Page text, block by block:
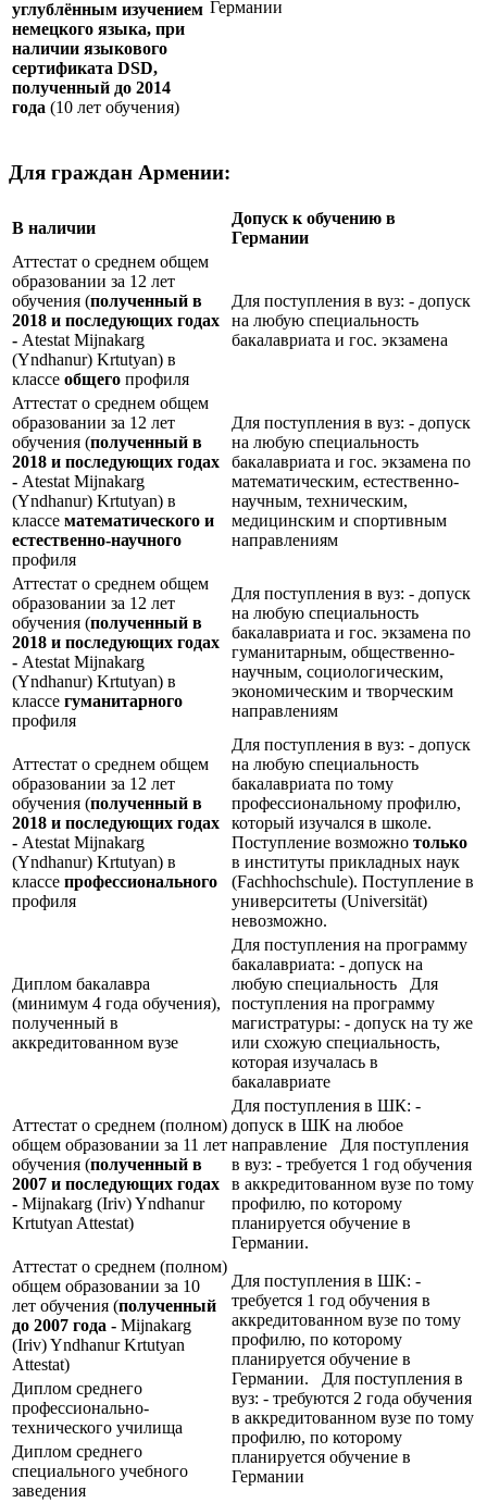
Германии
углублённым изучением
немецкого языка, при
наличии языкового
сертификата DSD,
полученный до 2014
года (10 лет обучения)
Для граждан Армении:
В наличии
Допуск к обучению в
Германии
Аттестат о среднем общем
образовании за 12 лет
обучения (полученный в
2018 и последующих годах
- Atestat Mijnakarg
(Yndhanur) Krtutyan) в
классе общего профиля
Для поступления в вуз: - допуск
на любую специальность
бакалавриата и гос. экзамена
Аттестат о среднем общем
образовании за 12 лет
обучения (полученный в
2018 и последующих годах
- Atestat Mijnakarg
(Yndhanur) Krtutyan) в
классе математического и
естественно-научного
профиля
Для поступления в вуз: - допуск
на любую специальность
бакалавриата и гос. экзамена по
математическим, естественно-
научным, техническим,
медицинским и спортивным
направлениям
Аттестат о среднем общем
образовании за 12 лет
обучения (полученный в
2018 и последующих годах
- Atestat Mijnakarg
(Yndhanur) Krtutyan) в
классе гуманитарного
профиля
Для поступления в вуз: - допуск
на любую специальность
бакалавриата и гос. экзамена по
гуманитарным, общественно-
научным, социологическим,
экономическим и творческим
направлениям
Аттестат о среднем общем
образовании за 12 лет
обучения (полученный в
2018 и последующих годах
- Atestat Mijnakarg
(Yndhanur) Krtutyan) в
классе профессионального
профиля
Для поступления в вуз: - допуск
на любую специальность
бакалавриата по тому
профессиональному профилю,
который изучался в школе.
Поступление возможно только
в институты прикладных наук
(Fachhochschule). Поступление в
университеты (Universität)
невозможно.
Диплом бакалавра
(минимум 4 года обучения),
полученный в
аккредитованном вузе
Для поступления на программу
бакалавриата: - допуск на
любую специальность Для
поступления на программу
магистратуры: - допуск на ту же
или схожую специальность,
которая изучалась в
бакалавриате
Аттестат о среднем (полном)
общем образовании за 11 лет
обучения (полученный в
2007 и последующих годах
- Mijnakarg (Iriv) Yndhanur
Krtutyan Attestat)
Для поступления в ШК: -
допуск в ШК на любое
направление Для поступления
в вуз: - требуется 1 год обучения
в аккредитованном вузе по тому
профилю, по которому
планируется обучение в
Германии.
Аттестат о среднем (полном)
общем образовании за 10
лет обучения (полученный
до 2007 года - Mijnakarg
(Iriv) Yndhanur Krtutyan
Attestat)
Для поступления в ШК: -
требуется 1 год обучения в
аккредитованном вузе по тому
профилю, по которому
планируется обучение в
Германии. Для поступления в
вуз: - требуются 2 года обучения
в аккредитованном вузе по тому
профилю, по которому
планируется обучение в
Германии
Диплом среднего
профессионально-
технического училища
Диплом среднего
специального учебного
заведения